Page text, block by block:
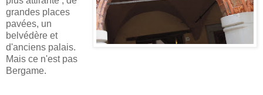
grandes places
pavées, un
belvédère et
d'anciens palais.
Mais ce n'est pas
Bergame.